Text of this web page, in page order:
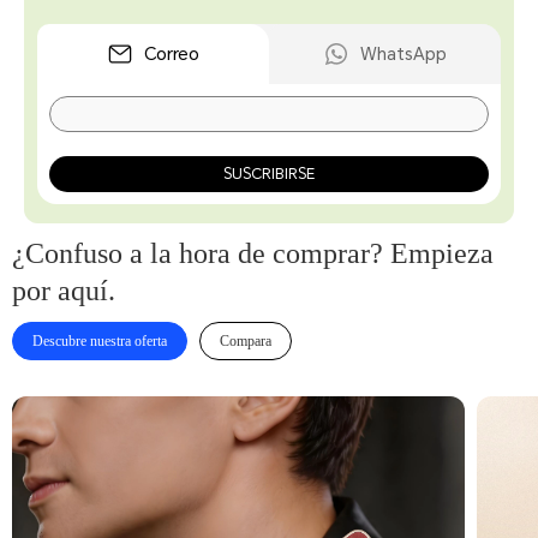
Correo WhatsApp
SUSCRIBIRSE
¿Confuso a la hora de comprar? Empieza
por aquí.
Descubre nuestra oferta Compara